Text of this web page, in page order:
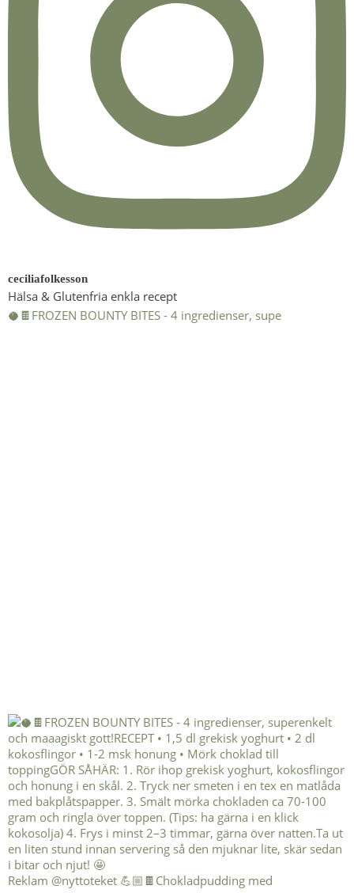
ceciliafolkesson
Hälsa & Glutenfria enkla recept
🥥🍫FROZEN BOUNTY BITES - 4 ingredienser, supe
Reklam @nyttoteket 💪🏼🍫Chokladpudding med